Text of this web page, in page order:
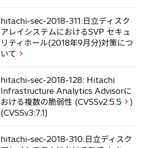
hitachi-sec-2018-311:日立ディスク
アレイシステムにおけるSVP セキュ
リティホール(2018年9月分)対策につ
いて
hitachi-sec-2018-128: Hitachi
Infrastructure Analytics Advisorに
おける複数の脆弱性 (CVSSv2:5.5
)
(CVSSv3:7.1)
hitachi-sec-2018-310:日立ディスク